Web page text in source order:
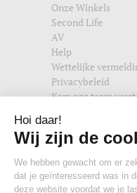
Onze Winkels
Second Life
AV
Help
Wettelijke
Privacybeleid
Kom ons team
Vind ons ook terug
Word lid van de